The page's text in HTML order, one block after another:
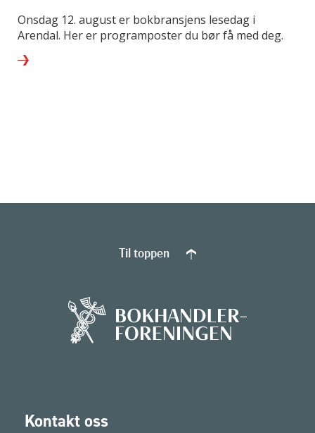
Onsdag 12. august er bokbransjens lesedag i
Arendal. Her er programposter du bør få med deg.
Kontakt oss
Til toppen